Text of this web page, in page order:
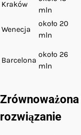
Kraków
mln
Wenecja
około 20
mln
Barcelona
około 26
mln
rozwiązanie